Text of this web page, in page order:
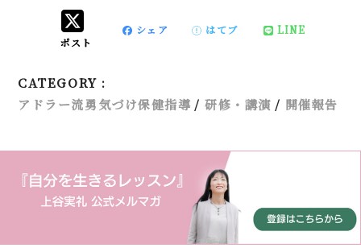
ポスト
シェア はてブ LINE
CATEGORY :
アドラー流勇気づけ保健指導
研修・講演 開催報告